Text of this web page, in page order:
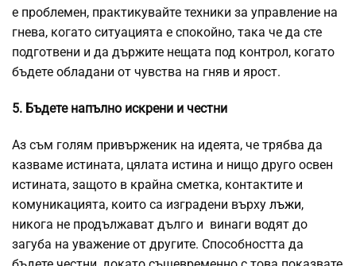
е проблемен, практикувайте техники за управление на
гнева, когато ситуацията е спокойно, така че да сте
подготвени и да държите нещата под контрол, когато
бъдете обладани от чувства на гняв и ярост.
5. Бъдете напълно искрени и честни
Аз съм голям привърженик на идеята, че трябва да
казваме истината, цялата истина и нищо друго освен
истината, защото в крайна сметка, контактите и
комуникацията, които са изградени върху лъжи,
никога не продължават дълго и винаги водят до
загуба на уважение от другите. Способността да